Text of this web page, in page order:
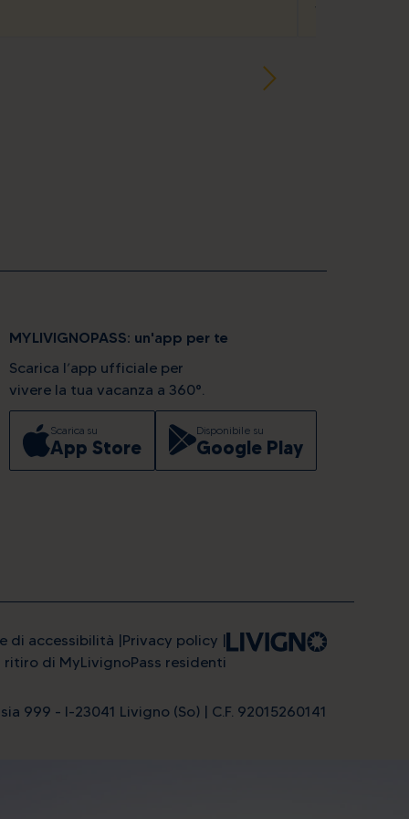
Via Rin, 232
MYLIVIGNOPASS: un'app per te
Scarica l’app ufficiale per
vivere la tua vacanza a 360°.
Scarica su
App Store
Disponibile su
Google Play
di accessibilità Privacy policy
ritiro di MyLivignoPass residenti
999 - I-23041 Livigno (So) | C.F. 92015260141